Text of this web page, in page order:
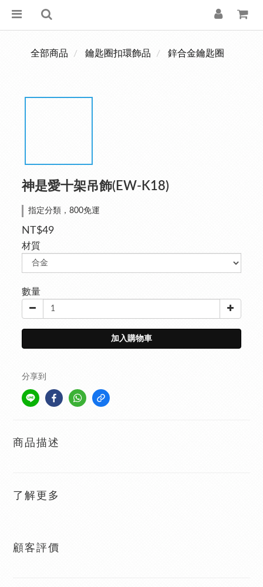
全部商品 鑰匙圈扣環飾品 鋅合金鑰匙圈
神是愛十架吊飾(EW-K18)
指定分類，800免運
NT$49
材質
數量
加入購物車
分享到
商品描述
了解更多
顧客評價